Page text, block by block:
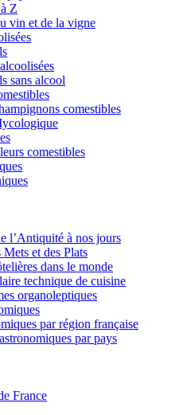
Z
vin et de la vigne
sans alcool
comestibles
comestibles
l’Antiquité à nos jours
et des Plats
dans le monde
technique de cuisine
organoleptiques
par région française
par pays
France